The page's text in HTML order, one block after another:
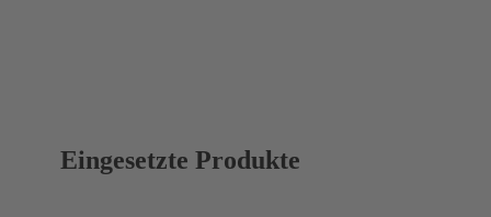
Eingesetzte Produkte